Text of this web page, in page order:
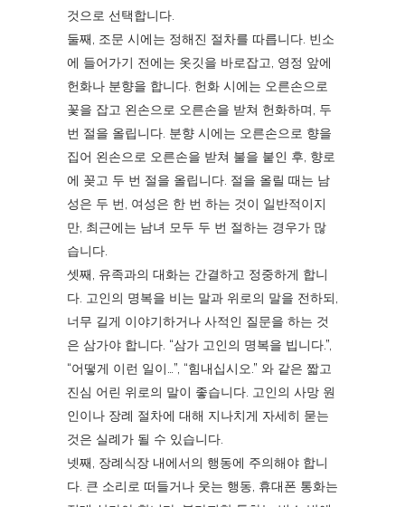
것으로 선택합니다.
둘째, 조문 시에는 정해진 절차를 따릅니다. 빈소
에 들어가기 전에는 옷깃을 바로잡고, 영정 앞에
헌화나 분향을 합니다. 헌화 시에는 오른손으로
꽃을 잡고 왼손으로 오른손을 받쳐 헌화하며, 두
번 절을 올립니다. 분향 시에는 오른손으로 향을
집어 왼손으로 오른손을 받쳐 불을 붙인 후, 향로
에 꽂고 두 번 절을 올립니다. 절을 올릴 때는 남
성은 두 번, 여성은 한 번 하는 것이 일반적이지
만, 최근에는 남녀 모두 두 번 절하는 경우가 많
습니다.
셋째, 유족과의 대화는 간결하고 정중하게 합니
다. 고인의 명복을 비는 말과 위로의 말을 전하되,
너무 길게 이야기하거나 사적인 질문을 하는 것
은 삼가야 합니다. “삼가 고인의 명복을 빕니다.”,
“어떻게 이런 일이…”, “힘내십시오.” 와 같은 짧고
진심 어린 위로의 말이 좋습니다. 고인의 사망 원
인이나 장례 절차에 대해 지나치게 자세히 묻는
것은 실례가 될 수 있습니다.
넷째, 장례식장 내에서의 행동에 주의해야 합니
다. 큰 소리로 떠들거나 웃는 행동, 휴대폰 통화는